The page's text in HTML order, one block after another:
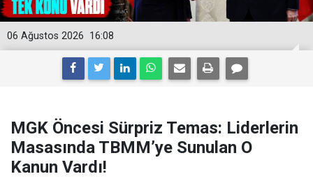
16:08
06 Ağustos 2026
MGK Öncesi Sürpriz Temas: Liderlerin
Masasında TBMM’ye Sunulan O
Kanun Vardı!